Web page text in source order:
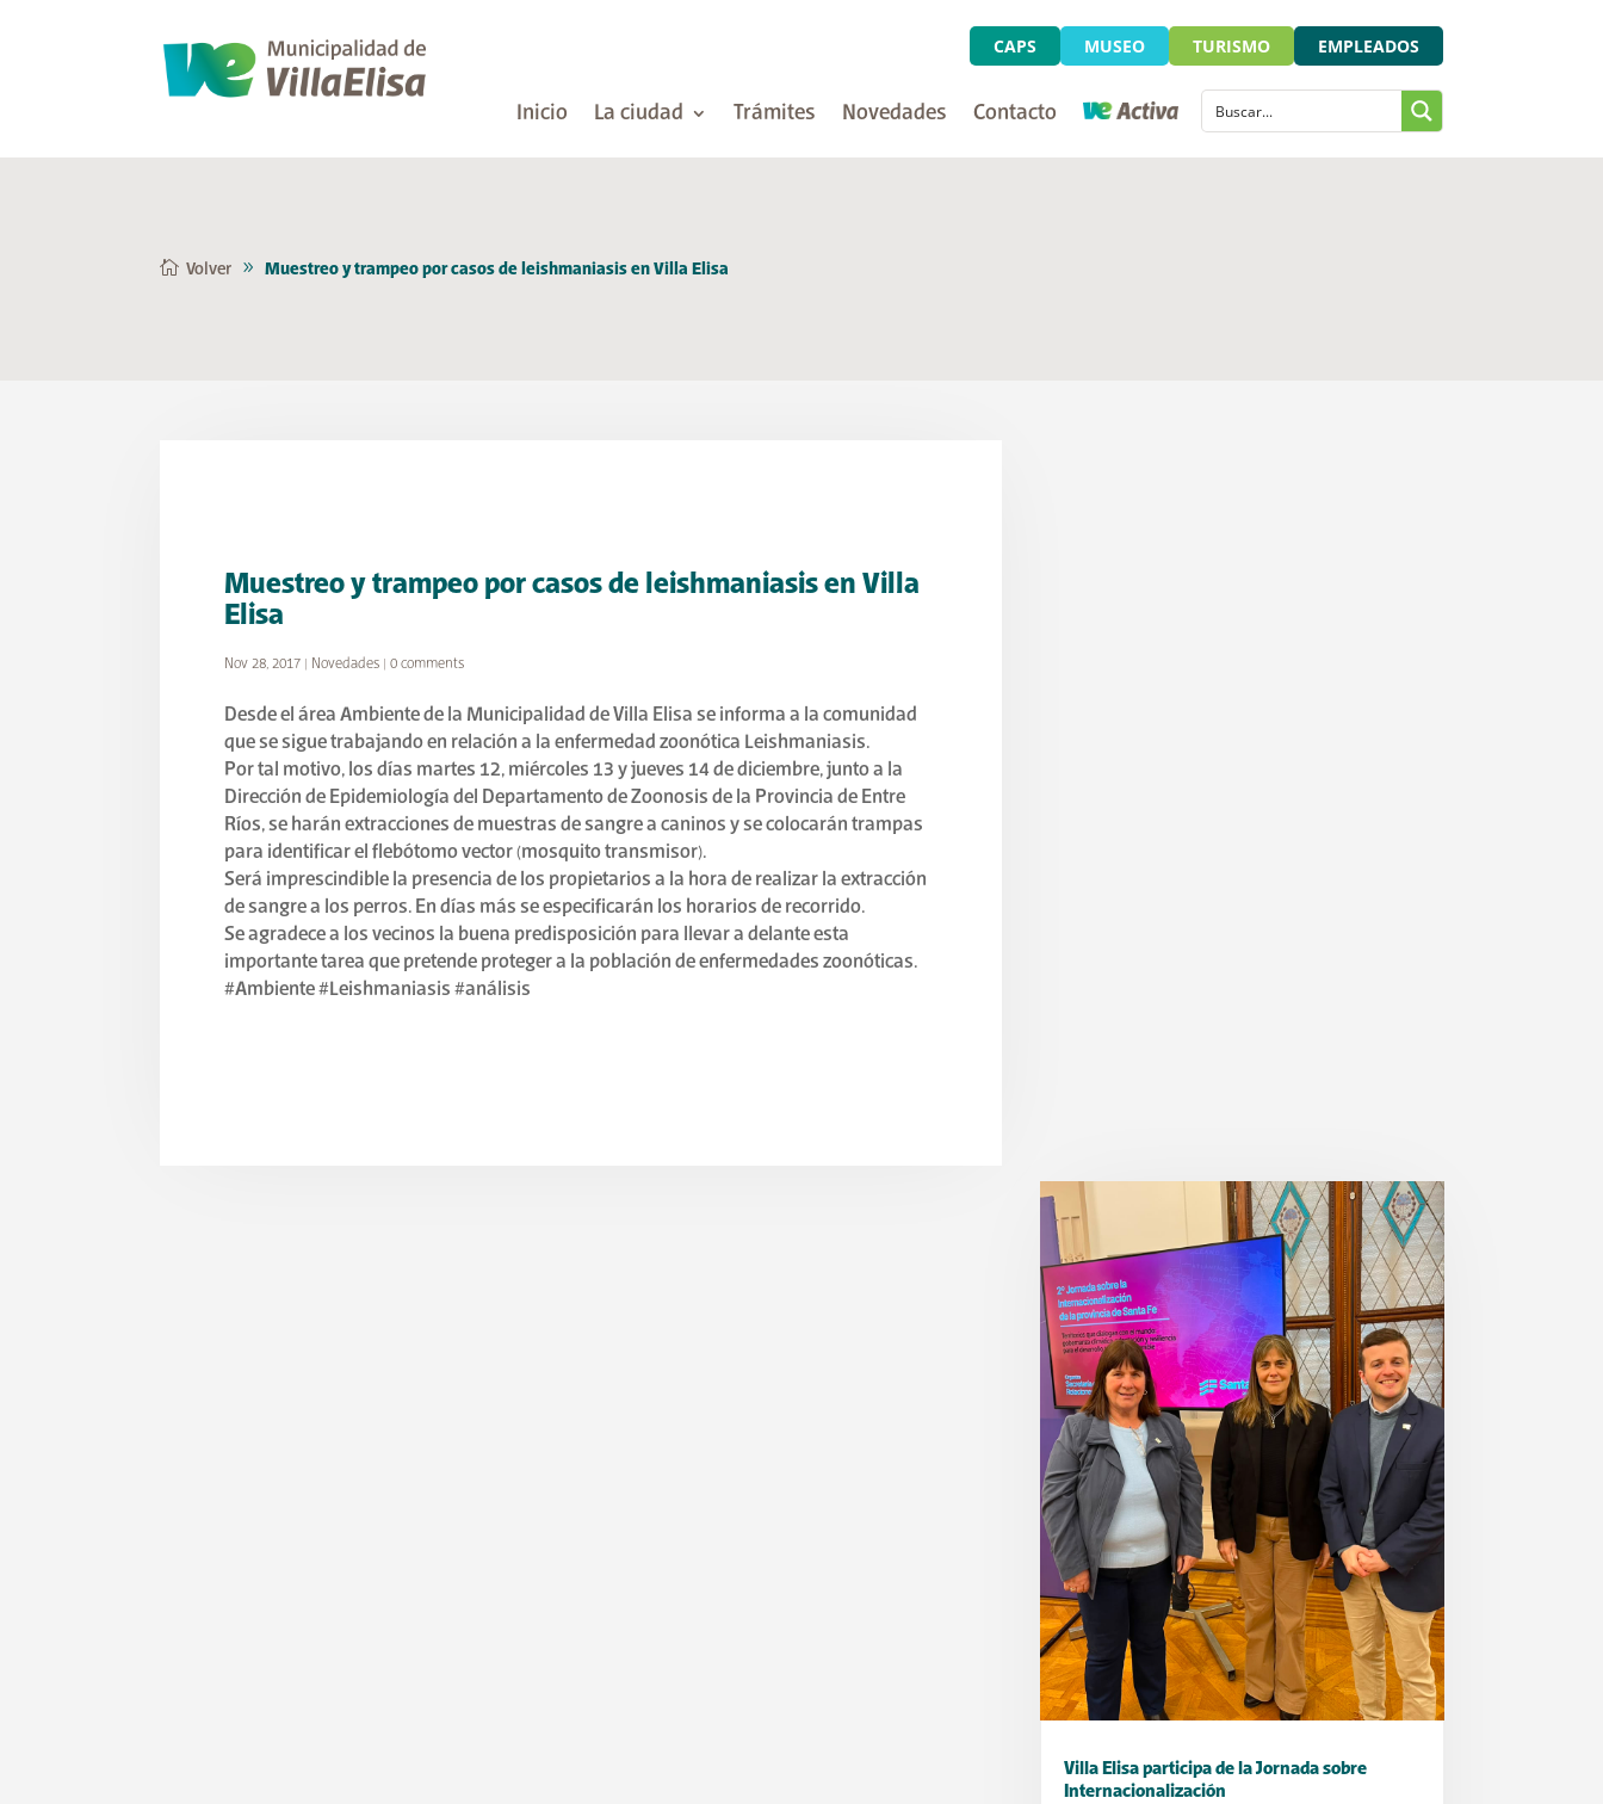
CAPS MUSEO TURISMO EMPLEADOS
Inicio La ciudad Trámites Novedades Contacto
Volver Muestreo y trampeo por casos de leishmaniasis en Villa Elisa
Muestreo y trampeo por casos de leishmaniasis en Villa
Elisa
Nov 28, 2017 | Novedades |0 comments
Desde el área Ambiente de la Municipalidad de Villa Elisa se informa a la comunidad
que se sigue trabajando en relación a la enfermedad zoonótica Leishmaniasis.
Por tal motivo, los días martes 12, miércoles 13 y jueves 14 de diciembre, junto a la
Dirección de Epidemiología del Departamento de Zoonosis de la Provincia de Entre
Ríos, se harán extracciones de muestras de sangre a caninos y se colocarán trampas
para identificar el flebótomo vector (mosquito transmisor).
Será imprescindible la presencia de los propietarios a la hora de realizar la extracción
de sangre a los perros. En días más se especificarán los horarios de recorrido.
Se agradece a los vecinos la buena predisposición para llevar a delante esta
importante tarea que pretende proteger a la población de enfermedades zoonóticas.
#Ambiente #Leishmaniasis #análisis
Villa Elisa participa de la Jornada sobre
Internacionalización